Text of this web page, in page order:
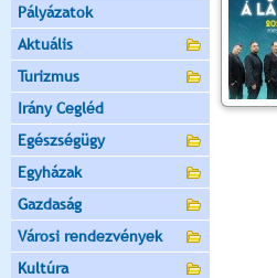
Pályázatok
Aktuális
Turizmus
Irány Cegléd
Egészségügy
Egyházak
Gazdaság
Városi rendezvények
Kultúra